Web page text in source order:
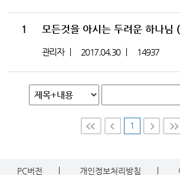
1 모든것을 아시는 두려운 하나님
관리자 2017.04.30 14937
1
PC버전 개인정보처리방침